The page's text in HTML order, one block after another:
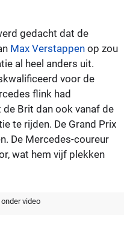
gedacht dat de
Max Verstappen op zou
al heel anders uit.
voor de
flink had
Brit dan ook vanaf de
te rijden. De Grand Prix
De Mercedes-coureur
wat hem vijf plekken
video